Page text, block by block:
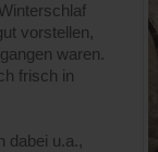
vorstellen,
waren.
frisch in
dabei u.a.,